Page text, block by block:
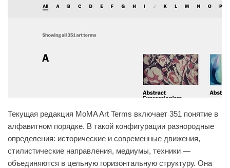
Текущая редакция MoMA Art Terms включает 351 понятие в
алфавитном порядке. В такой конфигурации разнородные
определения: исторические и современные движения,
стилистические направления, медиумы, техники —
объединяются в цельную горизонтальную структуру. Она